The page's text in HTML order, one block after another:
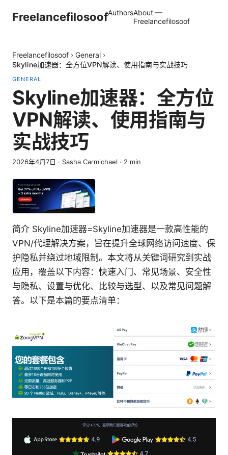
FreelancefilosoofAuthorsAbout —
Freelancefilosoof
Freelancefilosoof › General ›
Skyline加速器：全方位VPN解读、使用指南与实战技巧
GENERAL
Skyline加速器：全方位
VPN解读、使用指南与
实战技巧
2026年4月7日 · Sasha Carmichael · 2 min
简介 Skyline加速器=Skyline加速器是一款高性能的
VPN/代理解决方案，旨在提升全球网络访问速度、保
护隐私并绕过地域限制。本文将从关键词研究到实战
应用，覆盖以下内容：快速入门、常见场景、安全性
与隐私、设置与优化、比较与选型、以及常见问题解
答。以下是本篇的要点清单：